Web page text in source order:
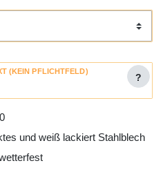
(KEIN PFLICHTFELD)
?
und weiß lackiert Stahlblech